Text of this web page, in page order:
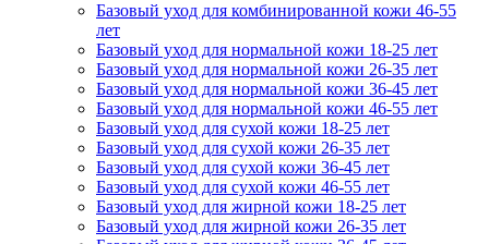
Базовый уход для комбинированной кожи 46-55
лет
Базовый уход для нормальной кожи 18-25 лет
Базовый уход для нормальной кожи 26-35 лет
Базовый уход для нормальной кожи 36-45 лет
Базовый уход для нормальной кожи 46-55 лет
Базовый уход для сухой кожи 18-25 лет
Базовый уход для сухой кожи 26-35 лет
Базовый уход для сухой кожи 36-45 лет
Базовый уход для сухой кожи 46-55 лет
Базовый уход для жирной кожи 18-25 лет
Базовый уход для жирной кожи 26-35 лет